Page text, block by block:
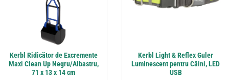
Kerbl Ridicător de Excremente
Maxi Clean Up Negru/Albastru,
71 x 13 x 14 cm
Kerbl Light & Reflex Guler
Luminescent pentru Câini, LED
USB